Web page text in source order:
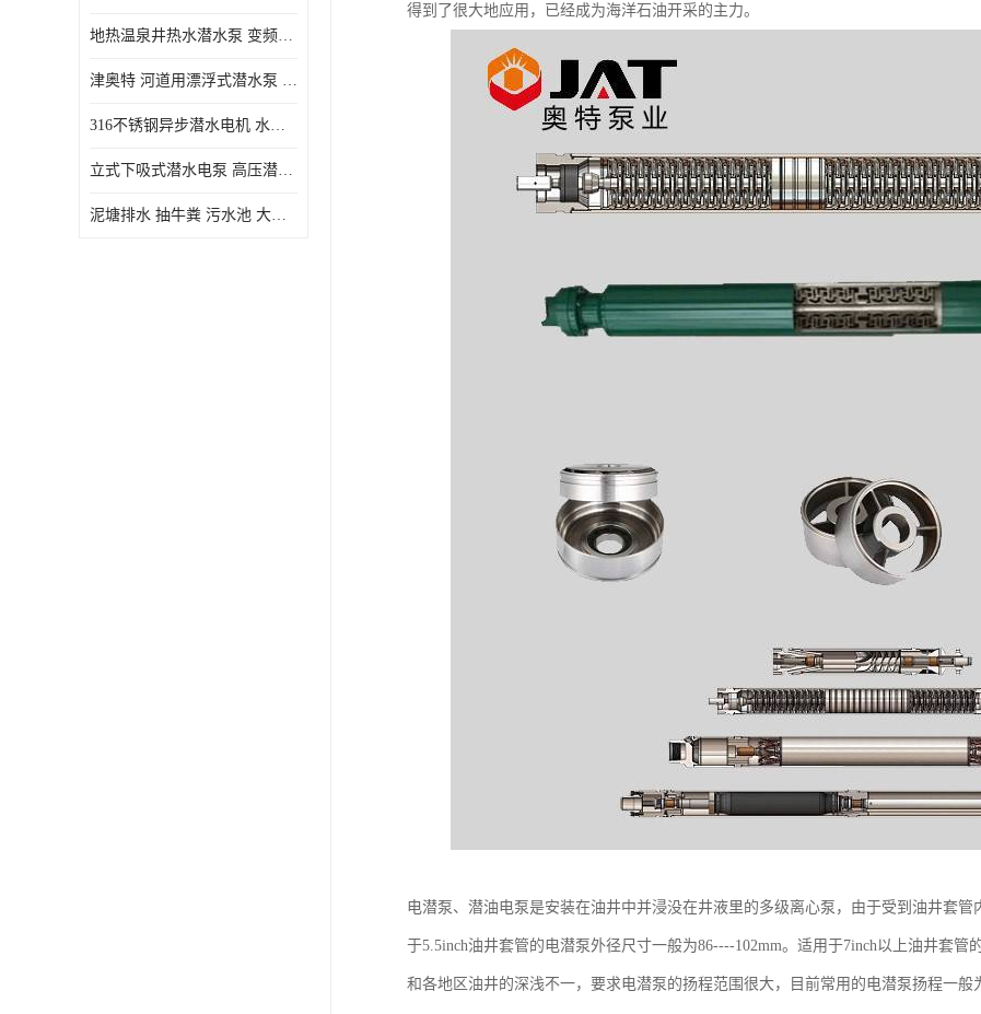
地热温泉井热水潜水泵 变频不锈钢 130直径油泵 高温深井泵 津奥特
津奥特 河道用漂浮式潜水泵 不锈钢泵轴 大口径大流量 产品可定制
316不锈钢异步潜水电机 水冷式 可连续运行 定制功率电压 奥特泵业
立式下吸式潜水电泵 高压潜水排沙泵 大功率 深水施工作业 型号可定制
泥塘排水 抽牛粪 污水池 大口径潜水螺旋离心泵 材质特征 奥特泵业
得到了很大地应用，已经成为海洋石油开采的主力。
电潜泵、潜油电泵是安装在油井中并浸没在井液里的多级离心泵，由于受到油井套
于5.5inch油井套管的电潜泵外径尺寸一般为86----102mm。适用于7inch以上油井套管
和各地区油井的深浅不一，要求电潜泵的扬程范围很大，目前常用的电潜泵扬程一般